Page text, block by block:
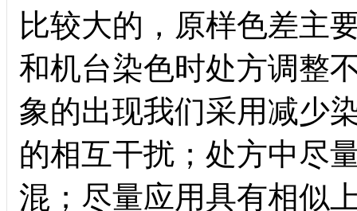
比较大的，原样色差主
和机台染色时处方调整
象的出现我们采用减少
的相互干扰；处方中尽
混；尽量应用具有相似